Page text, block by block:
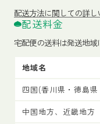
配送方法に関しての詳し
配送料金
宅配便の送料は発送地域
地域名
四国(香川県・徳島
中国地方、近畿地方